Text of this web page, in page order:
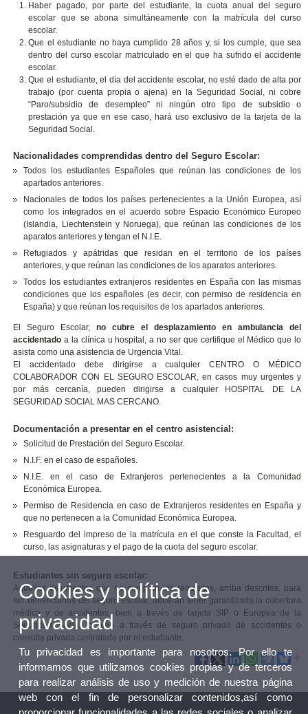
Haber pagado, por parte del estudiante, la cuota anual del seguro
escolar que se abona simultáneamente con la matrícula del curso
escolar.
Que el estudiante no haya cumplido 28 años y, si los cumple, que sea
dentro del curso escolar matriculado en el que ha sufrido el accidente
escolar.
Que el estudiante, el día del accidente escolar, no esté dado de alta por
trabajo (por cuenta propia o ajena) en la Seguridad Social, ni cobre
“Paro/subsidio de desempleo” ni ningún otro tipo de subsidio o
prestación ya que en ese caso, hará uso exclusivo de la tarjeta de la
Seguridad Social.
Nacionalidades comprendidas dentro del Seguro Escolar:
Todos los estudiantes Españoles que reúnan las condiciones de los
apartados anteriores.
Nacionales de todos los países pertenecientes a la Unión Europea, así
como los integrados en el acuerdo sobre Espacio Económico Europeo
(Islandia, Liechtenstein y Noruega), que reúnan las condiciones de los
aparatos anteriores y tengan el N.I.E.
Refugiados y apátridas que residan en el territorio de los países
anteriores, y que reúnan las condiciones de los aparatos anteriores.
Todos los estudiantes extranjeros residentes en España con las mismas
condiciones que los españoles (es decir, con permiso de residencia en
España) y que reúnan los requisitos de los apartados anteriores.
El Seguro Escolar,no cubre el desplazamiento en ambulancia del
accidentado a la clínica u hospital, a no ser que certifique el Médico que lo
asista como una asistencia de Urgencia Vital.
El accidentado debe dirigirse a cualquier CENTRO O MÉDICO
COLABORADOR CON EL SEGURO ESCOLAR, en casos muy urgentes y
por más cercanía, pueden dirigirse a cualquier HOSPITAL DE LA
SEGURIDAD SOCIAL MAS CERCANO.
Documentación a presentar en el centro asistencial:
Solicitud de Prestación del Seguro Escolar.
N.I.F. en el caso de españoles.
N.I.E. en el caso de Extranjeros pertenecientes a la Comunidad
Económica Europea.
Permiso de Residencia en caso de Extranjeros residentes en España y
que no pertenecen a la Comunidad Económica Europea.
Resguardo del impreso de la matrícula en el que conste la Facultad, el
curso, las asignaturas y el pago de la cuota del seguro escolar.
Estudiantes sin seguro escolar:
Aquellos estudiantes que no cumplan los requisitos, arriba descritos, para
ser beneficiarios del seguro escolar, deberán tener garantizada la cobertura
médica y de accidentes, bien a través de tarjeta SIP o Europea de la
Seguridad Social, o bien a través de seguro privado de accidentes o
consulta privada contratado por el estudiante.
Cookies y política de
privacidad
Tu privacidad es importante para nosotros. Por ello te
informamos que utilizamos cookies propias y de terceros
para realizar análisis de uso y medición de nuestra página
web con el fin de personalizar contenidos,así como